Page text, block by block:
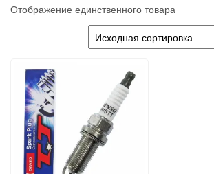
Отображение единственного товара